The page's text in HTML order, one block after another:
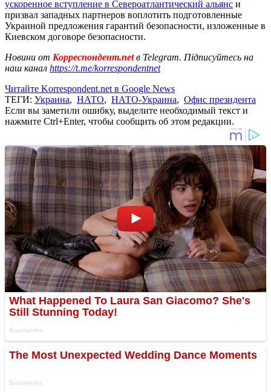
ускоренное вступление в Североатлантический альянс и
призвал западных партнеров воплотить подготовленные
Украиной предложения гарантий безопасности, изложенные в
Киевском договоре безопасности.
Новини от Корреспондент.netв Telegram. Підписуйтесь на
наш канал https://t.me/korrespondentnet
Читайте Korrespondent.net в Google News
ТЕГИ: Украина, НАТО, НАТО-Украина, Офис президента
Если вы заметили ошибку, выделите необходимый текст и
нажмите Ctrl+Enter, чтобы сообщить об этом редакции.